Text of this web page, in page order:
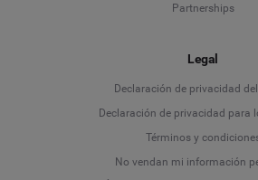
Partnerships
Legal
Declaración de privacidad
Declaración de privacidad para
Términos y
No vendan mi información